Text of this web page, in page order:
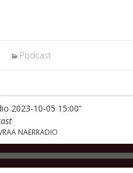
Podcast
2023-10-05 15:00”
NAERRADIO